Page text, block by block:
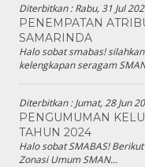
Diterbitkan :Rabu, 31 Jul
PENEMPATAN
SAMARINDA
Halo sobat smabas!
kelengkapan seragam
Diterbitkan :Jumat, 28 Jun
PENGUMUMAN
TAHUN 2024
Halo sobat SMABAS!
Zonasi Umum SMAN...